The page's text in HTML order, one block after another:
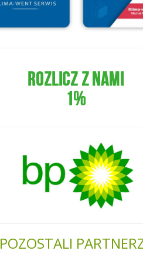
POZOSTALI